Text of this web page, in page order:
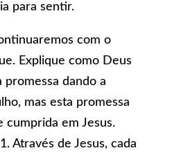
para sentir.
com o
Explique como Deus
promessa dando a
mas esta promessa
cumprida em Jesus.
Através de Jesus, cada